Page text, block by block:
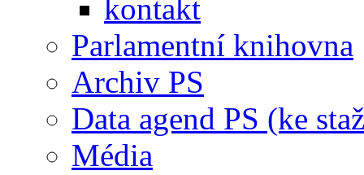
kontakt
Parlamentní knihovna
Archiv PS
Data agend PS (ke
Média